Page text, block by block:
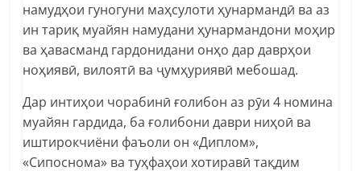
намудҳои гуногуни маҳсулоти ҳунармандӣ ва аз
ин тариқ муайян намудани ҳунармандони моҳир
ва ҳавасманд гардонидани онҳо дар даврҳои
ноҳиявӣ, вилоятӣ ва ҷумҳуриявӣ мебошад.
Дар интиҳои чорабинӣ ғолибон аз рӯи 4 номина
муайян гардида, ба ғолибони даври ниҳоӣ ва
иштирокчиёни фаъоли он «Диплом»,
«Сипоснома» ва туҳфаҳои хотиравӣ тақдим